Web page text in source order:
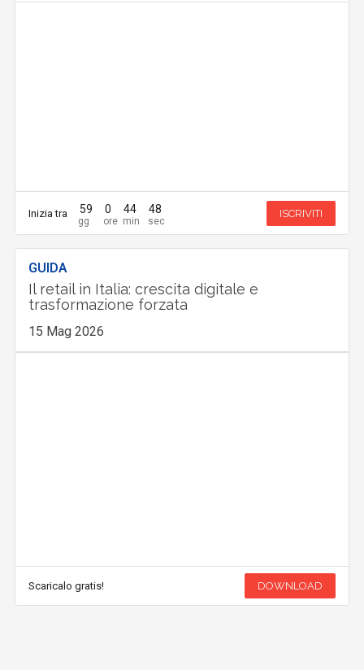
Inizia tra 59 0 44 47 ISCRIVITI
GUIDA
Il retail in Italia: crescita digitale e
trasformazione forzata
15 Mag 2026
Scaricalo gratis! DOWNLOAD